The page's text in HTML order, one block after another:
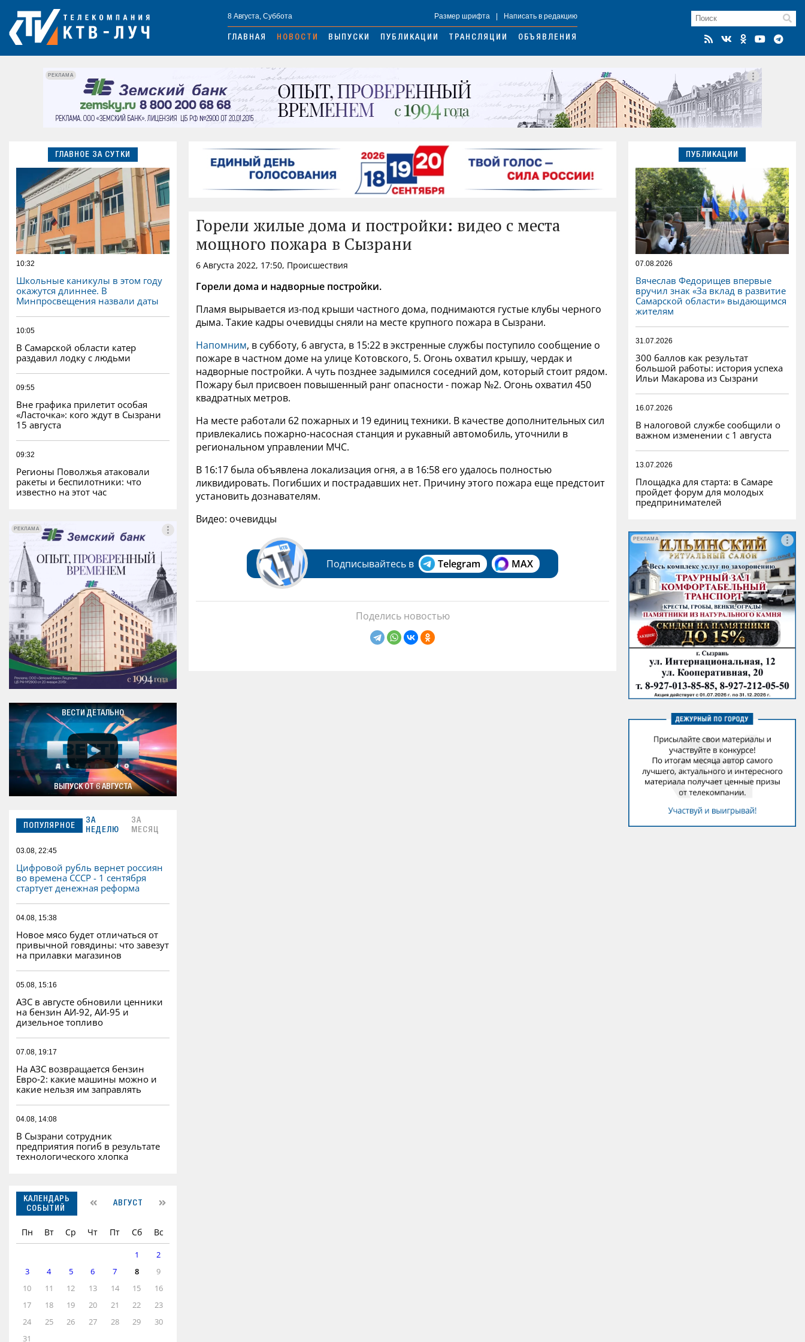
8 Августа, Суббота Размер шрифта Написать в редакцию
ГЛАВНАЯ НОВОСТИ ВЫПУСКИ ПУБЛИКАЦИИ ТРАНСЛЯЦИИ ОБЪЯВЛЕНИЯ
РЕКЛАМА
ГЛАВНОЕ ЗА СУТКИ
10:32
Школьные каникулы в этом году
окажутся длиннее. В
Минпросвещения назвали даты
10:05
В Самарской области катер
раздавил лодку с людьми
09:55
Вне графика прилетит особая
«Ласточка»: кого ждут в Сызрани
15 августа
09:32
Регионы Поволжья атаковали
ракеты и беспилотники: что
известно на этот час
РЕКЛАМА
РЕКЛАМА
ВЕСТИ ДЕТАЛЬНО
ВЫПУСК ОТ 6 АВГУСТА
ПОПУЛЯРНОЕ
ЗА
НЕДЕЛЮ
ЗА
МЕСЯЦ
03.08, 22:45
Цифровой рубль вернет россиян
во времена СССР - 1 сентября
стартует денежная реформа
04.08, 15:38
Новое мясо будет отличаться от
привычной говядины: что завезут
на прилавки магазинов
05.08, 15:16
АЗС в августе обновили ценники
на бензин АИ-92, АИ-95 и
дизельное топливо
07.08, 19:17
На АЗС возвращается бензин
Евро‑2: какие машины можно и
какие нельзя им заправлять
04.08, 14:08
В Сызрани сотрудник
предприятия погиб в результате
технологического хлопка
КАЛЕНДАРЬ
СОБЫТИЙ
АВГУСТ
Пн Вт Ср Чт Пт Сб Вс
1
2
3
4 5 6 7 8
9
10
11 12 13 14 15
16
17
18 19 20 21 22
23
24
25 26 27 28 29
30
31
Горели жилые дома и постройки: видео с места
мощного пожара в Сызрани
6 Августа 2022, 17:50, Происшествия
Горели дома и надворные постройки.
Пламя вырывается из-под крыши частного дома, поднимаются густые клубы черного
дыма. Такие кадры очевидцы сняли на месте крупного пожара в Сызрани.
Напомним, в субботу, 6 августа, в 15:22 в экстренные службы поступило сообщение о
пожаре в частном доме на улице Котовского, 5. Огонь охватил крышу, чердак и
надворные постройки. А чуть позднее задымился соседний дом, который стоит рядом.
Пожару был присвоен повышенный ранг опасности - пожар №2. Огонь охватил 450
квадратных метров.
На месте работали 62 пожарных и 19 единиц техники. В качестве дополнительных сил
привлекались пожарно-насосная станция и рукавный автомобиль, уточнили в
региональном управлении МЧС.
В 16:17 была объявлена локализация огня, а в 16:58 его удалось полностью
ликвидировать. Погибших и пострадавших нет. Причину этого пожара еще предстоит
установить дознавателям.
Видео: очевидцы
Подписывайтесь в Telegram MAX
Поделись новостью
ПУБЛИКАЦИИ
07.08.2026
Вячеслав Федорищев впервые
вручил знак «За вклад в развитие
Самарской области» выдающимся
жителям
31.07.2026
300 баллов как результат
большой работы: история успеха
Ильи Макарова из Сызрани
16.07.2026
В налоговой службе сообщили о
важном изменении с 1 августа
13.07.2026
Площадка для старта: в Самаре
пройдет форум для молодых
предпринимателей
РЕКЛАМА